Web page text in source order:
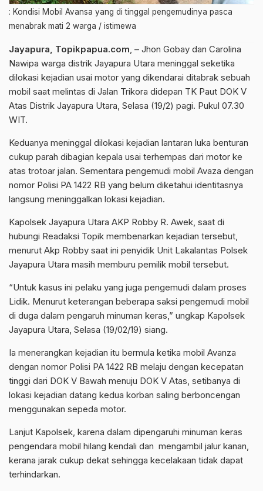
: Kondisi Mobil Avansa yang di tinggal pengemudinya pasca
menabrak mati 2 warga / istimewa
Jayapura, Topikpapua.com, – Jhon Gobay dan Carolina
Nawipa warga distrik Jayapura Utara meninggal seketika
dilokasi kejadian usai motor yang dikendarai ditabrak sebuah
mobil saat melintas di Jalan Trikora didepan TK Paut DOK V
Atas Distrik Jayapura Utara, Selasa (19/2) pagi. Pukul 07.30
WIT.
Keduanya meninggal dilokasi kejadian lantaran luka benturan
cukup parah dibagian kepala usai terhempas dari motor ke
atas trotoar jalan. Sementara pengemudi mobil Avaza dengan
nomor Polisi PA 1422 RB yang belum diketahui identitasnya
langsung meninggalkan lokasi kejadian.
Kapolsek Jayapura Utara AKP Robby R. Awek, saat di
hubungi Readaksi Topik membenarkan kejadian tersebut,
menurut Akp Robby saat ini penyidik Unit Lakalantas Polsek
Jayapura Utara masih memburu pemilik mobil tersebut.
“Untuk kasus ini pelaku yang juga pengemudi dalam proses
Lidik. Menurut keterangan beberapa saksi pengemudi mobil
di duga dalam pengaruh minuman keras,” ungkap Kapolsek
Jayapura Utara, Selasa (19/02/19) siang.
Ia menerangkan kejadian itu bermula ketika mobil Avanza
dengan nomor Polisi PA 1422 RB melaju dengan kecepatan
tinggi dari DOK V Bawah menuju DOK V Atas, setibanya di
lokasi kejadian datang kedua korban saling berboncengan
menggunakan sepeda motor.
Lanjut Kapolsek, karena dalam dipengaruhi minuman keras
pengendara mobil hilang kendali dan mengambil jalur kanan,
kerana jarak cukup dekat sehingga kecelakaan tidak dapat
terhindarkan.